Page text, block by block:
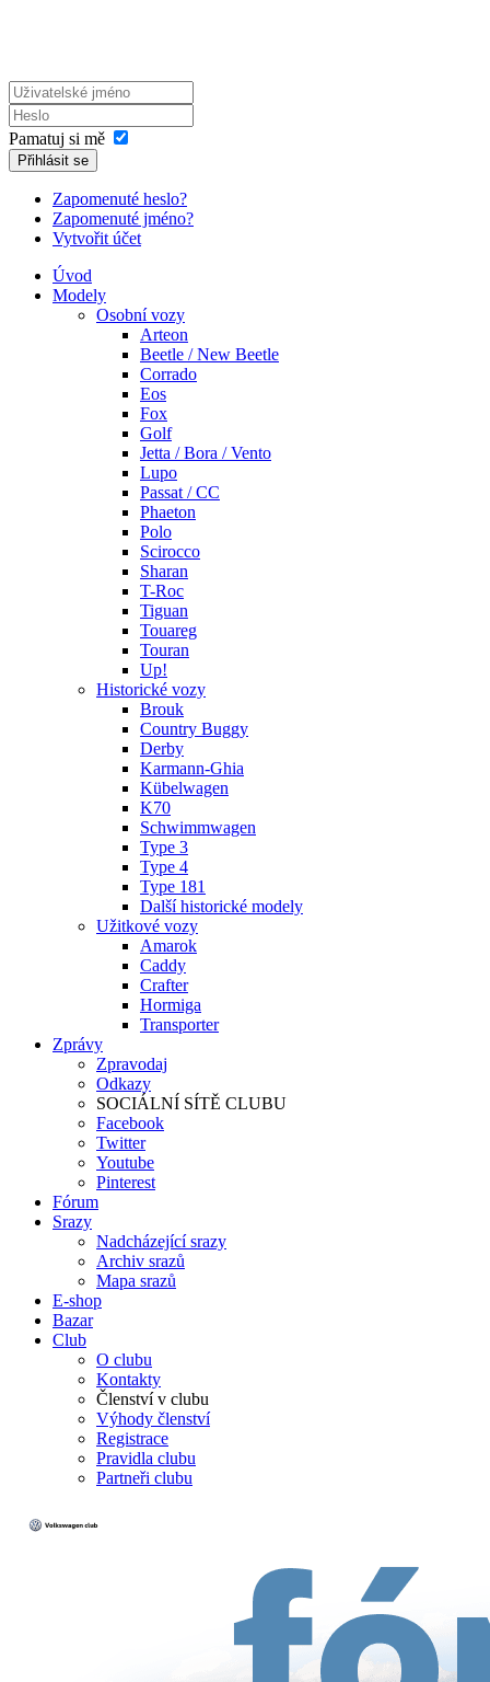
Pamatuj si mě
Přihlásit se
Zapomenuté heslo?
Zapomenuté jméno?
Vytvořit účet
Úvod
Modely
Osobní vozy
Arteon
Beetle / New Beetle
Corrado
Eos
Fox
Golf
Jetta / Bora / Vento
Lupo
Passat / CC
Phaeton
Polo
Scirocco
Sharan
T-Roc
Tiguan
Touareg
Touran
Up!
Historické vozy
Brouk
Country Buggy
Derby
Karmann-Ghia
Kübelwagen
K70
Schwimmwagen
Type 3
Type 4
Type 181
Další historické modely
Užitkové vozy
Amarok
Caddy
Crafter
Hormiga
Transporter
Zprávy
Zpravodaj
Odkazy
SOCIÁLNÍ SÍTĚ CLUBU
Facebook
Twitter
Youtube
Pinterest
Fórum
Srazy
Nadcházející srazy
Archiv srazů
Mapa srazů
E-shop
Bazar
Club
O clubu
Kontakty
Členství v clubu
Výhody členství
Registrace
Pravidla clubu
Partneři clubu